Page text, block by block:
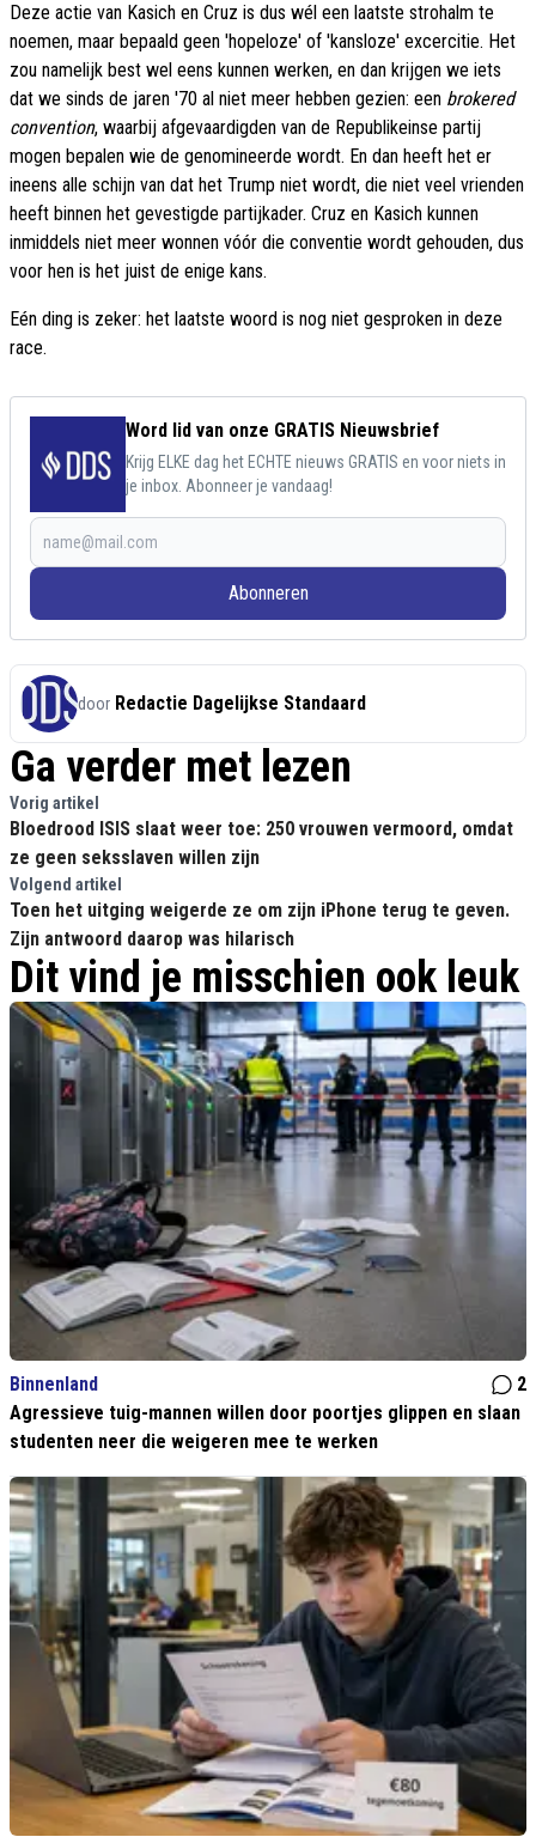
Deze actie van Kasich en Cruz is dus wél een laatste strohalm te
noemen, maar bepaald geen 'hopeloze' of 'kansloze' excercitie. Het
zou namelijk best wel eens kunnen werken, en dan krijgen we iets
dat we sinds de jaren '70 al niet meer hebben gezien: een brokered
convention, waarbij afgevaardigden van de Republikeinse partij
mogen bepalen wie de genomineerde wordt. En dan heeft het er
ineens alle schijn van dat het Trump niet wordt, die niet veel vrienden
heeft binnen het gevestigde partijkader. Cruz en Kasich kunnen
inmiddels niet meer wonnen vóór die conventie wordt gehouden, dus
voor hen is het juist de enige kans.
Eén ding is zeker: het laatste woord is nog niet gesproken in deze
race.
Word lid van onze GRATIS Nieuwsbrief
Krijg ELKE dag het ECHTE nieuws GRATIS en voor niets in
je inbox. Abonneer je vandaag!
Abonneren
door Redactie Dagelijkse Standaard
Ga verder met lezen
Vorig artikel
Bloedrood ISIS slaat weer toe: 250 vrouwen vermoord, omdat
ze geen seksslaven willen zijn
Volgend artikel
Toen het uitging weigerde ze om zijn iPhone terug te geven.
Zijn antwoord daarop was hilarisch
Dit vind je misschien ook leuk
Binnenland
2
Agressieve tuig-mannen willen door poortjes glippen en slaan
studenten neer die weigeren mee te werken